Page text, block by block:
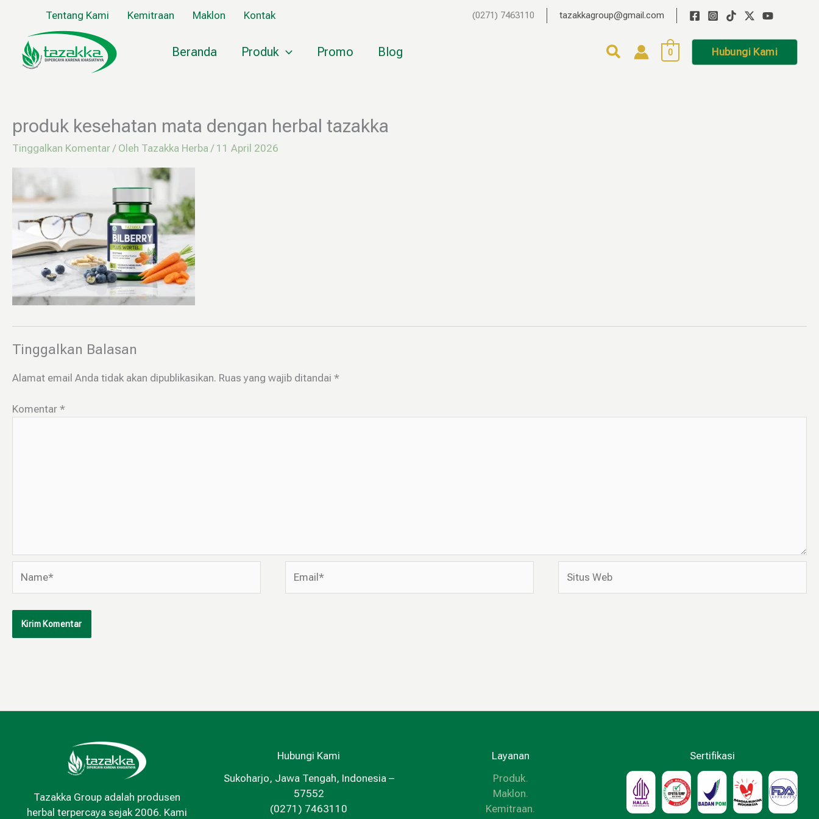
konten
Tentang Kami Kemitraan Maklon Kontak (0271) 7463110 tazakkagroup@gmail.com
Beranda Produk Promo Blog 0 Hubungi Kami
produk kesehatan mata dengan herbal tazakka
Tinggalkan Komentar / Oleh Tazakka Herba / 11 April 2026
Tinggalkan Balasan
Alamat email Anda tidak akan dipublikasikan. Ruas yang wajib ditandai *
Komentar *
Web
Tazakka Group adalah produsen
herbal terpercaya sejak 2006. Kami
Hubungi Kami
Sukoharjo, Jawa Tengah, Indonesia –
57552
(0271) 7463110
Layanan
Produk.
Maklon.
Kemitraan.
Sertifikasi